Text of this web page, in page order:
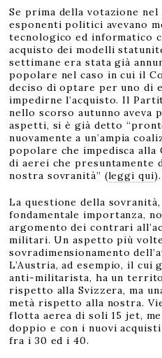
Se prima della votazione
esponenti politici avevano
tecnologico ed informatico
acquisto dei modelli
settimane era stata già
popolare nel caso in cui il
deciso di optare per uno di
impedirne l’acquisto. Il
nello scorso autunno aveva
aspetti, si è già detto
nuovamente a un’ampia
popolare che impedisca
di aerei che presuntamente
nostra sovranità” (leggi qui).
La questione della
fondamentale importanza,
argomento dei contrari
militari. Un aspetto più
sovradimensionamento
L’Austria, ad esempio, il cui
anti-militarista, ha un
rispetto alla Svizzera, ma
metà rispetto alla nostra.
flotta aerea di soli 15 jet,
doppio e con i nuovi
fra i 30 ed i 40.